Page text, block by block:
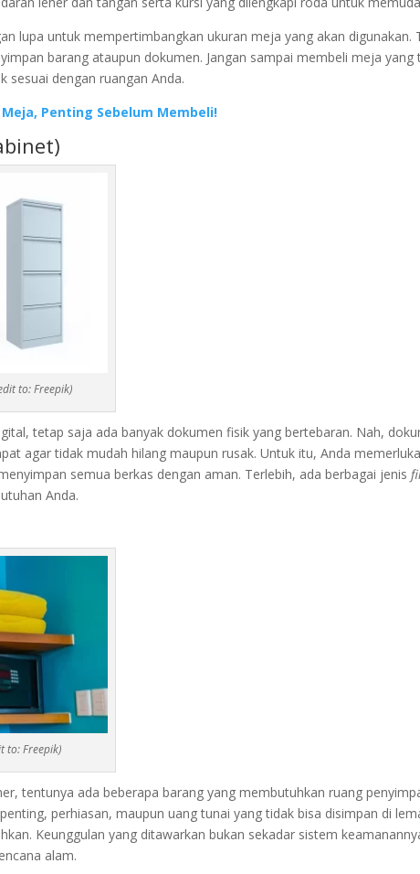
lupa untuk mempertimbangkan ukuran meja yang akan digunakan.
barang ataupun dokumen. Jangan sampai membeli meja
sesuai dengan ruangan Anda.
Penting Sebelum Membeli!
to: Freepik)
tetap saja ada banyak dokumen fisik yang bertebaran. Nah,
agar tidak mudah hilang maupun rusak. Untuk itu, Anda
semua berkas dengan aman. Terlebih, ada berbagai jenis
Anda.
to: Freepik)
tentunya ada beberapa barang yang membutuhkan ruang
perhiasan, maupun uang tunai yang tidak bisa disimpan di
Keunggulan yang ditawarkan bukan sekadar sistem
alam.